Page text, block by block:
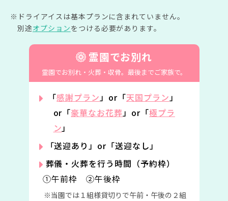
ドライアイスは基本プランに含まれていません。
別途オプションをつける必要があります。
霊園でお別れ
霊園でお別れ・火葬・収骨。 最後までご家族で。
「感謝プラン」or「天国プラン」
or「豪華なお花葬」or「極プラ
ン」
「送迎あり」or「送迎なし」
葬儀・火葬を行う時間（予約枠）
①午前枠 ②午後枠
当園では１組様貸切りで午前・午後の２組